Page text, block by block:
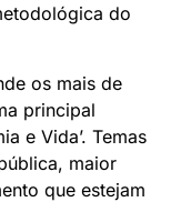
do
os mais de
principal
e Vida’. Temas
maior
que estejam